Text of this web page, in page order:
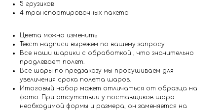
5 грузиков
4 транспортировочных пакета
Цвета можно изменить
Текст надписи вырежем по вашему запросу
Все наши шарики с обработкой , что значительно
продлевает полет.
Все шары по предзаказу мы просушиваем для
увеличения срока полета шаров.
Итоговый набор может отличаться от образца на
фото. При отсутствии у поставщиков шара
необходимой формы и размера, он заменяется на